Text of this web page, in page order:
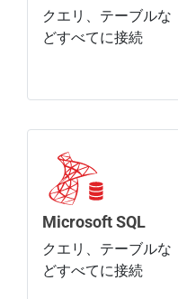
クエリ、テーブルな
どすべてに接続
Microsoft SQL
クエリ、テーブルな
どすべてに接続